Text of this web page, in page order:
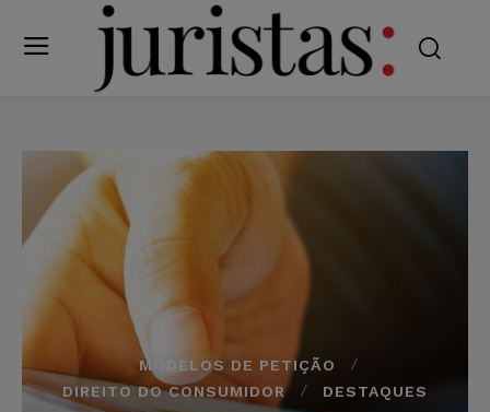
MODELOS DE PETIÇÃO
DIREITO DO CONSUMIDOR
DESTAQUES